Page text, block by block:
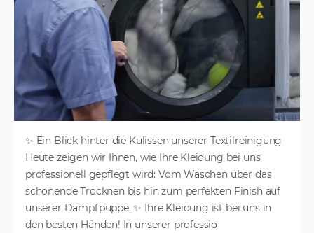
✨ Ein Blick hinter die Kulissen unserer Textilreinigung
Heute zeigen wir Ihnen, wie Ihre Kleidung bei uns
professionell gepflegt wird: Vom Waschen über das
schonende Trocknen bis hin zum perfekten Finish auf
unserer Dampfpuppe. ✨ Ihre Kleidung ist bei uns in
den besten Händen! In unserer professio